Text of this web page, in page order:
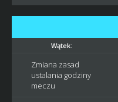
Wątek:
Zmiana zasad
ustalania godziny
meczu